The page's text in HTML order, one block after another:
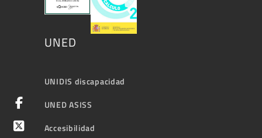
UNED
UNIDIS discapacidad
UNED ASISS
Accesibilidad